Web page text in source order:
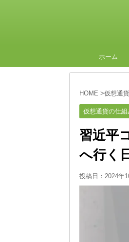
ホーム
HOME >仮想通
仮想通貨の仕組
習近平
へ行く
投稿日： 2024年